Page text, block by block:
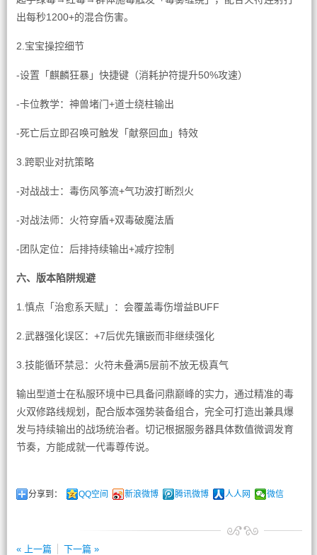
出每秒1200+的混合伤害。
2.宝宝操控细节
-设置「麒麟狂暴」快捷键（消耗护符提升50%攻速）
-卡位教学：神兽堵门+道士绕柱输出
-死亡后立即召唤可触发「献祭回血」特效
3.跨职业对抗策略
-对战战士：毒伤风筝流+气功波打断烈火
-对战法师：火符穿盾+双毒破魔法盾
-团队定位：后排持续输出+减疗控制
六、版本陷阱规避
1.慎点「治愈系天赋」：会覆盖毒伤增益BUFF
2.武器强化误区：+7后优先镶嵌而非继续强化
3.技能循环禁忌：火符未叠满5层前不放无极真气
输出型道士在私服环境中已具备问鼎巅峰的实力，通过精准的毒
火双修路线规划，配合版本强势装备组合，完全可打造出兼具爆
发与持续输出的战场统治者。切记根据服务器具体数值微调发育
节奏，方能成就一代毒尊传说。
分享到： QQ空间 新浪微博 腾讯微博 人人网 微信
« 上一篇
下一篇 »